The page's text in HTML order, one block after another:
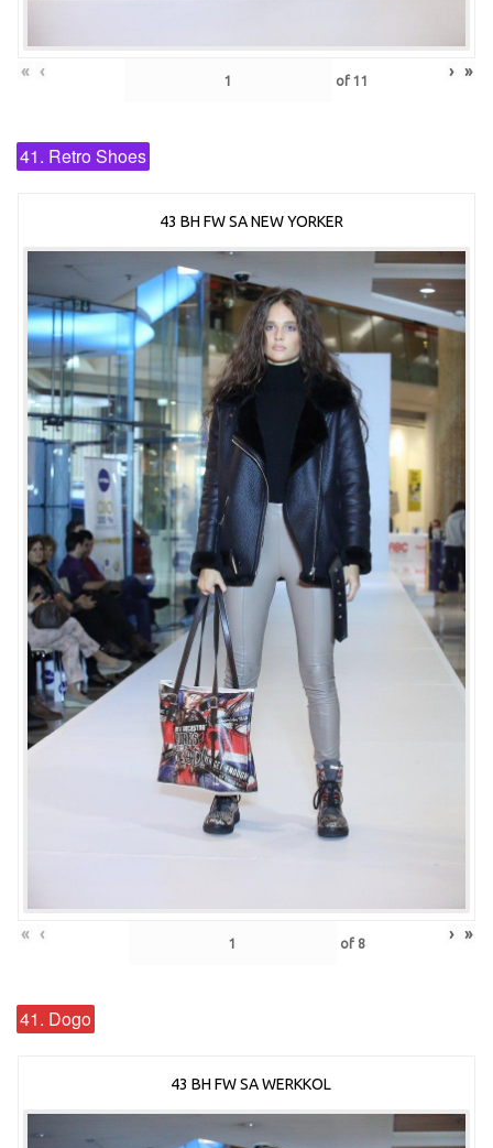
« ‹ of 11 › »
41. Retro Shoes
43 BH FW SA NEW YORKER
« ‹ of 8 › »
41. Dogo
43 BH FW SA WERKKOL